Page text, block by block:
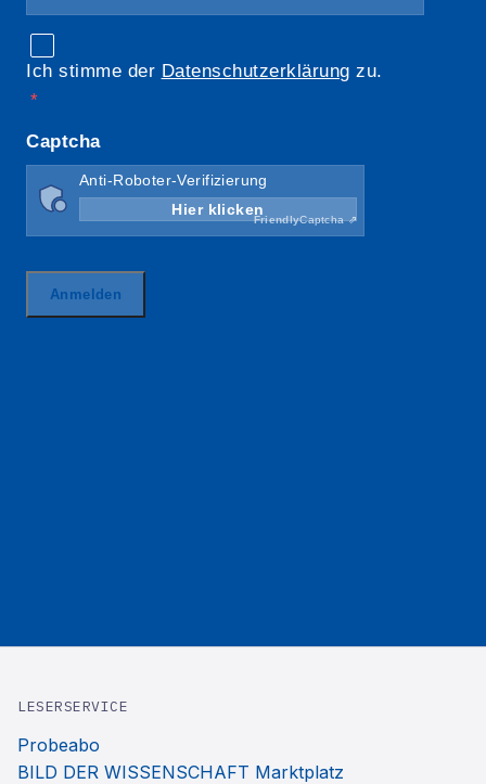
LESERSERVICE
Probeabo
BILD DER WISSENSCHAFT Marktplatz